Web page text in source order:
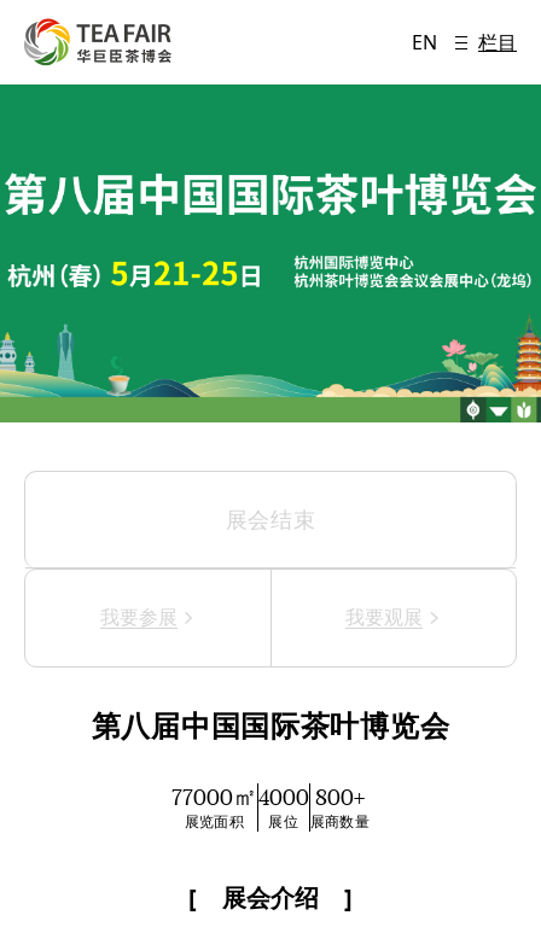
EN 栏目
展会结束
第八届中国国际茶叶博览会
77000㎡
展览面积
4000
展位
800+
展商数量
展会介绍
我要参展 我要观展